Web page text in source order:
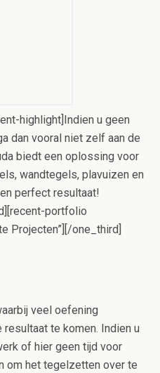
highlight]Indien u geen
dan vooral niet zelf aan de
biedt een oplossing voor
wandtegels, plavuizen en
perfect resultaat!
portfolio
Projecten”][/one_third]
veel oefening
te komen. Indien u
of hier geen tijd voor
om het tegelzetten over te